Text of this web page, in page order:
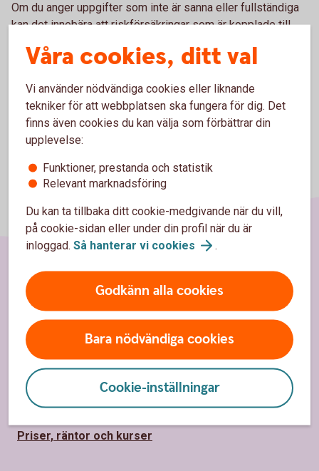
Om du anger uppgifter som inte är sanna eller fullständiga
kan det innebära att riskförsäkringar som är kopplade till
ni att betala premier för något ni inte kan använda fullt ut.
Våra cookies, ditt val
Vi använder nödvändiga cookies eller liknande
tekniker för att webbplatsen ska fungera för dig. Det
finns även cookies du kan välja som förbättrar din
upplevelse:
Funktioner, prestanda och statistik
Relevant marknadsföring
Du kan ta tillbaka ditt cookie-medgivande när du vill,
på cookie-sidan eller under din profil när du är
inloggad. Så hanterar vi cookies .
Godkänn alla cookies
Bara nödvändiga cookies
Cookie-inställningar
Sidfot
Hitta snabbt
Kontakt
Spärrhjälp
Hitta bankkontor
Bli kund
Priser, räntor och kurser